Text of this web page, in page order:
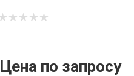
Цена по запросу